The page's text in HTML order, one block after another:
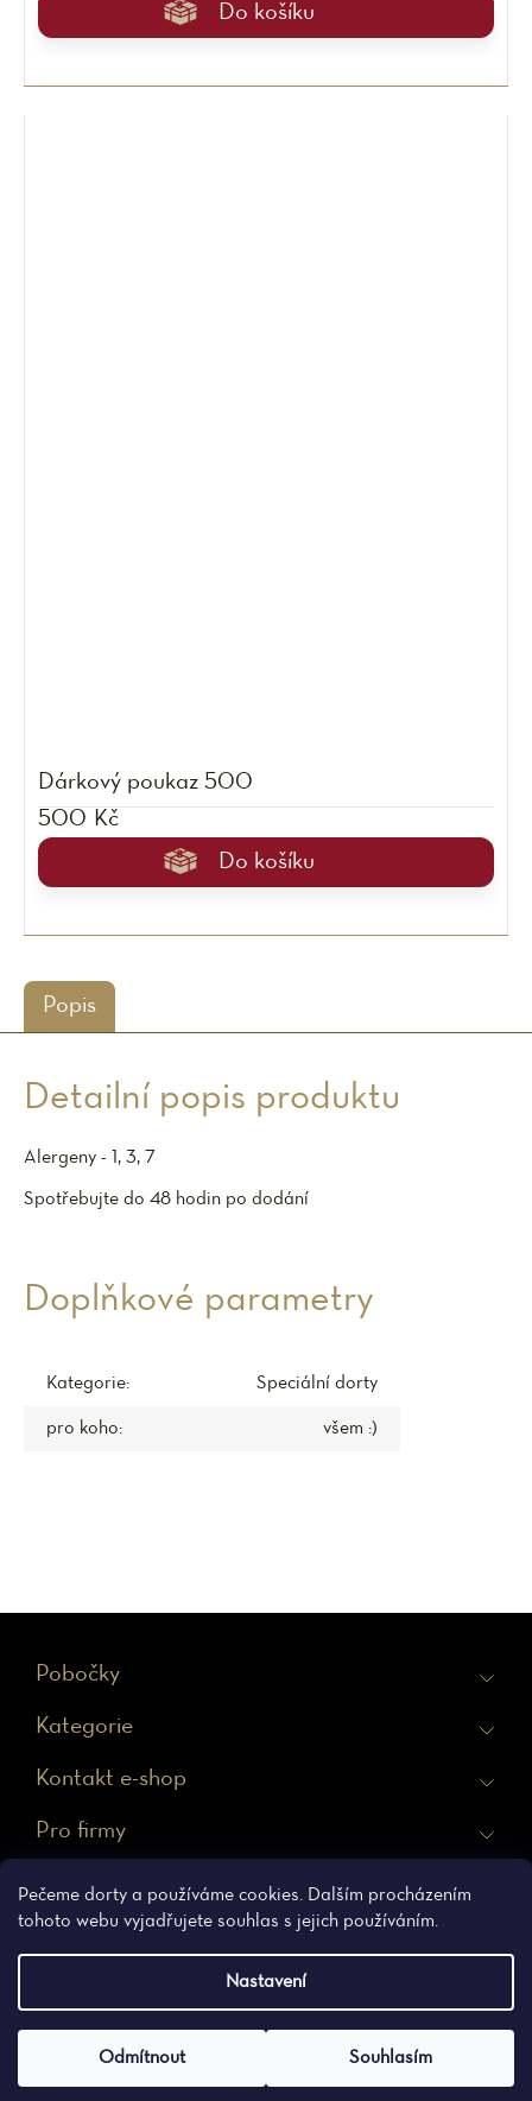
Pečeme dorty a používáme cookies. Dalším procházením
tohoto webu vyjadřujete souhlas s jejich používáním.
Nastavení
Odmítnout Souhlasím
Do košíku
Dárkový poukaz 500
500 Kč
Do košíku
Popis
Detailní popis produktu
Alergeny - 1, 3, 7
Spotřebujte do 48 hodin po dodání
Doplňkové parametry
Kategorie: Speciální dorty
pro koho: všem :)
Pobočky
Kategorie
Kontakt e-shop
Pro firmy
Ochrana osobních údajů Obchodní podmínky
Vytvořil Shoptet
Copyright 2026
. Všechna práva
Upravit nastavení cookies